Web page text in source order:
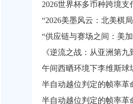
“2026美墨风云：北美棋